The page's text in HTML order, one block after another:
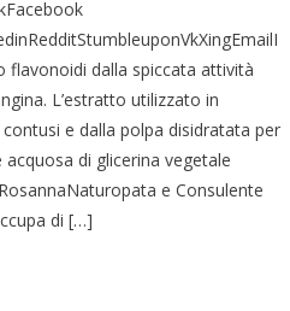
dalla spiccata attività
L’estratto utilizzato in
e dalla polpa disidratata per
di glicerina vegetale
e Consulente
di […]